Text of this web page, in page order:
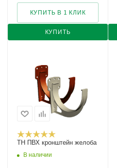
КУПИТЬ
КУПИТЬ В 1 КЛИК
ТН ПВХ кронштейн желоба
В наличии